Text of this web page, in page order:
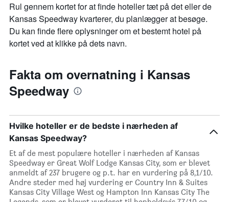
Rul gennem kortet for at finde hoteller tæt på det eller de
Kansas Speedway kvarterer, du planlægger at besøge.
Du kan finde flere oplysninger om et bestemt hotel på
kortet ved at klikke på dets navn.
Fakta om overnatning i Kansas
Speedway
Hvilke hoteller er de bedste i nærheden af
Kansas Speedway?
Et af de mest populære hoteller i nærheden af Kansas
Speedway er Great Wolf Lodge Kansas City, som er blevet
anmeldt af 237 brugere og p.t. har en vurdering på 8,1/10.
Andre steder med høj vurdering er Country Inn & Suites
Kansas City Village West og Hampton Inn Kansas City The